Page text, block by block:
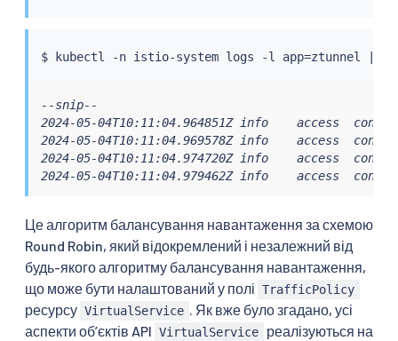
$ kubectl -n istio-system logs -l app=ztunnel |
--snip--
2024-05-04T10:11:04.964851Z info    access
2024-05-04T10:11:04.969578Z info    access
2024-05-04T10:11:04.974720Z info    access
2024-05-04T10:11:04.979462Z info    access
Це алгоритм балансування навантаження за схемою
Round Robin, який відокремлений і незалежний від
будь-якого алгоритму балансування навантаження,
що може бути налаштований у полі TrafficPolicy
ресурсу VirtualService . Як вже було згадано, усі
аспекти обʼєктів API VirtualService
реалізуються на